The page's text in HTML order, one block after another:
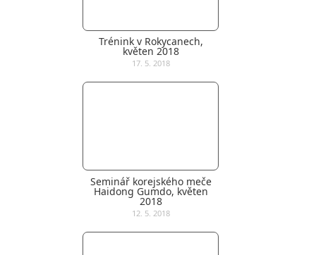
Trénink v Rokycanech,
květen 2018
17. 5. 2018
Seminář korejského meče
Haidong Gumdo, květen
2018
12. 5. 2018